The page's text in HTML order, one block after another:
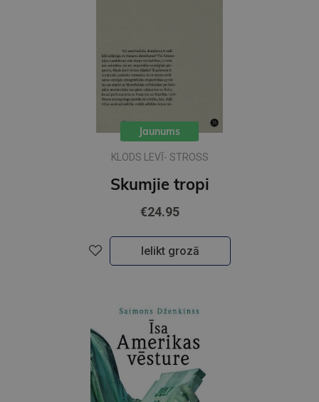
Jaunums
KLODS LEVĪ- STROSS
Skumjie tropi
€24.95
Ielikt grozā